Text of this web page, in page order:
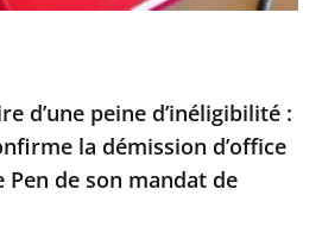
d’une peine d’inéligibilité :
la démission d’office
Pen de son mandat de